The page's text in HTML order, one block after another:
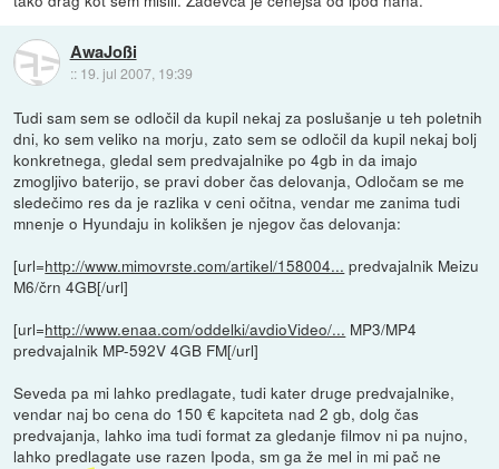
AwaJoßi
:: 19. jul 2007, 19:39
Tudi sam sem se odločil da kupil nekaj za poslušanje u teh poletnih
dni, ko sem veliko na morju, zato sem se odločil da kupil nekaj bolj
konkretnega, gledal sem predvajalnike po 4gb in da imajo
zmogljivo baterijo, se pravi dober čas delovanja, Odločam se me
sledečimo res da je razlika v ceni očitna, vendar me zanima tudi
mnenje o Hyundaju in kolikšen je njegov čas delovanja:
[url=http://www.mimovrste.com/artikel/158004... predvajalnik Meizu
M6/črn 4GB[/url]
[url=http://www.enaa.com/oddelki/avdioVideo/... MP3/MP4
predvajalnik MP-592V 4GB FM[/url]
Seveda pa mi lahko predlagate, tudi kater druge predvajalnike,
vendar naj bo cena do 150 € kapciteta nad 2 gb, dolg čas
predvajanja, lahko ima tudi format za gledanje filmov ni pa nujno,
lahko predlagate use razen Ipoda, sm ga že mel in mi pač ne